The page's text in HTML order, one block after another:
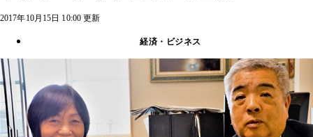
2017年10月15日 10:00 更新
経済・ビジネス